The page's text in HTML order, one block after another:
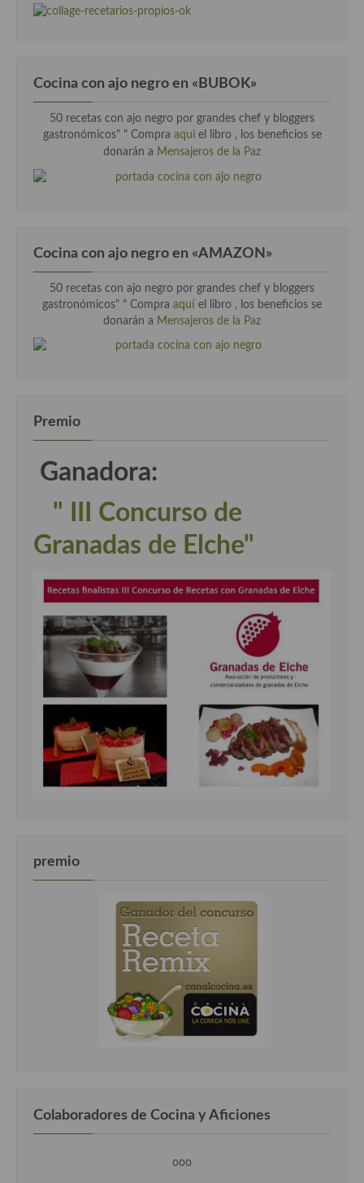
Cocina Luxemburgo
Cocina portuguesa
Cocina Sueca
Cocina Suiza
Cocina con ajo negro en «BUBOK»
50 recetas con ajo negro por grandes chef y bloggers
gastronómicos" " Compra aqui el libro , los beneficios se
donarán a Mensajeros de la Paz
Cocina con ajo negro en «AMAZON»
50 recetas con ajo negro por grandes chef y bloggers
gastronómicos" " Compra aquí el libro , los beneficios se
donarán a Mensajeros de la Paz
Premio
Ganadora:
" III Concurso de
Granadas de Elche"
premio
Colaboradores de Cocina y Aficiones
ooo